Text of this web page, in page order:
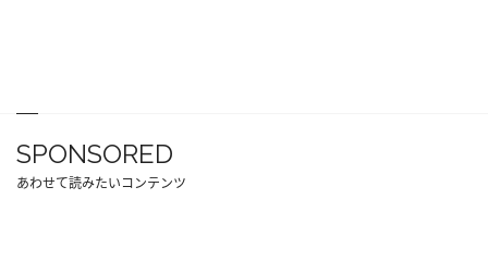
SPONSORED
あわせて読みたいコンテンツ